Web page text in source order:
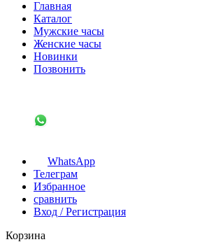
Главная
Каталог
Мужские часы
Женские часы
Новинки
Позвонить
WhatsApp
Телеграм
Избранное
сравнить
Вход / Регистрация
Корзина